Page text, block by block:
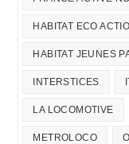
HABITAT ECO
HABITAT JEUNES
INTERSTICES
LA LOCOMOTIVE
METROLOCO